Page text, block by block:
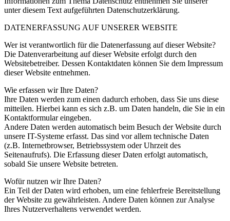
unter diesem Text aufgeführten Datenschutzerklärung.
DATENERFASSUNG AUF UNSERER WEBSITE
Wer ist verantwortlich für die Datenerfassung auf dieser Website?
Die Datenverarbeitung auf dieser Website erfolgt durch den
Websitebetreiber. Dessen Kontaktdaten können Sie dem Impressum
dieser Website entnehmen.
Wie erfassen wir Ihre Daten?
Ihre Daten werden zum einen dadurch erhoben, dass Sie uns diese
mitteilen. Hierbei kann es sich z.B. um Daten handeln, die Sie in ein
Kontaktformular eingeben.
Andere Daten werden automatisch beim Besuch der Website durch
unsere IT-Systeme erfasst. Das sind vor allem technische Daten
(z.B. Internetbrowser, Betriebssystem oder Uhrzeit des
Seitenaufrufs). Die Erfassung dieser Daten erfolgt automatisch,
sobald Sie unsere Website betreten.
Wofür nutzen wir Ihre Daten?
Ein Teil der Daten wird erhoben, um eine fehlerfreie Bereitstellung
der Website zu gewährleisten. Andere Daten können zur Analyse
Ihres Nutzerverhaltens verwendet werden.